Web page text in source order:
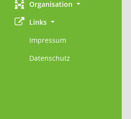
Organisation
Links
Impressum
Datenschutz